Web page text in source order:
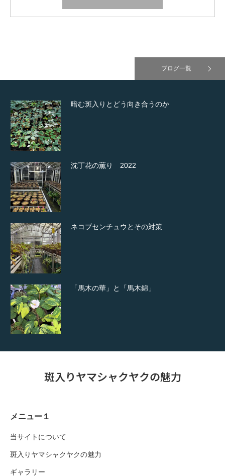
ブログ一覧
暗む斑入りとどう向き合うのか
沈丁花の薫り 2022
ネコブセンチュウとその対策
「馬木の華」と「馬木錦」
斑入りヤマシャクヤクの魅力
メニュー１
当サイトについて
斑入りヤマシャクヤクの魅力
ギャラリー